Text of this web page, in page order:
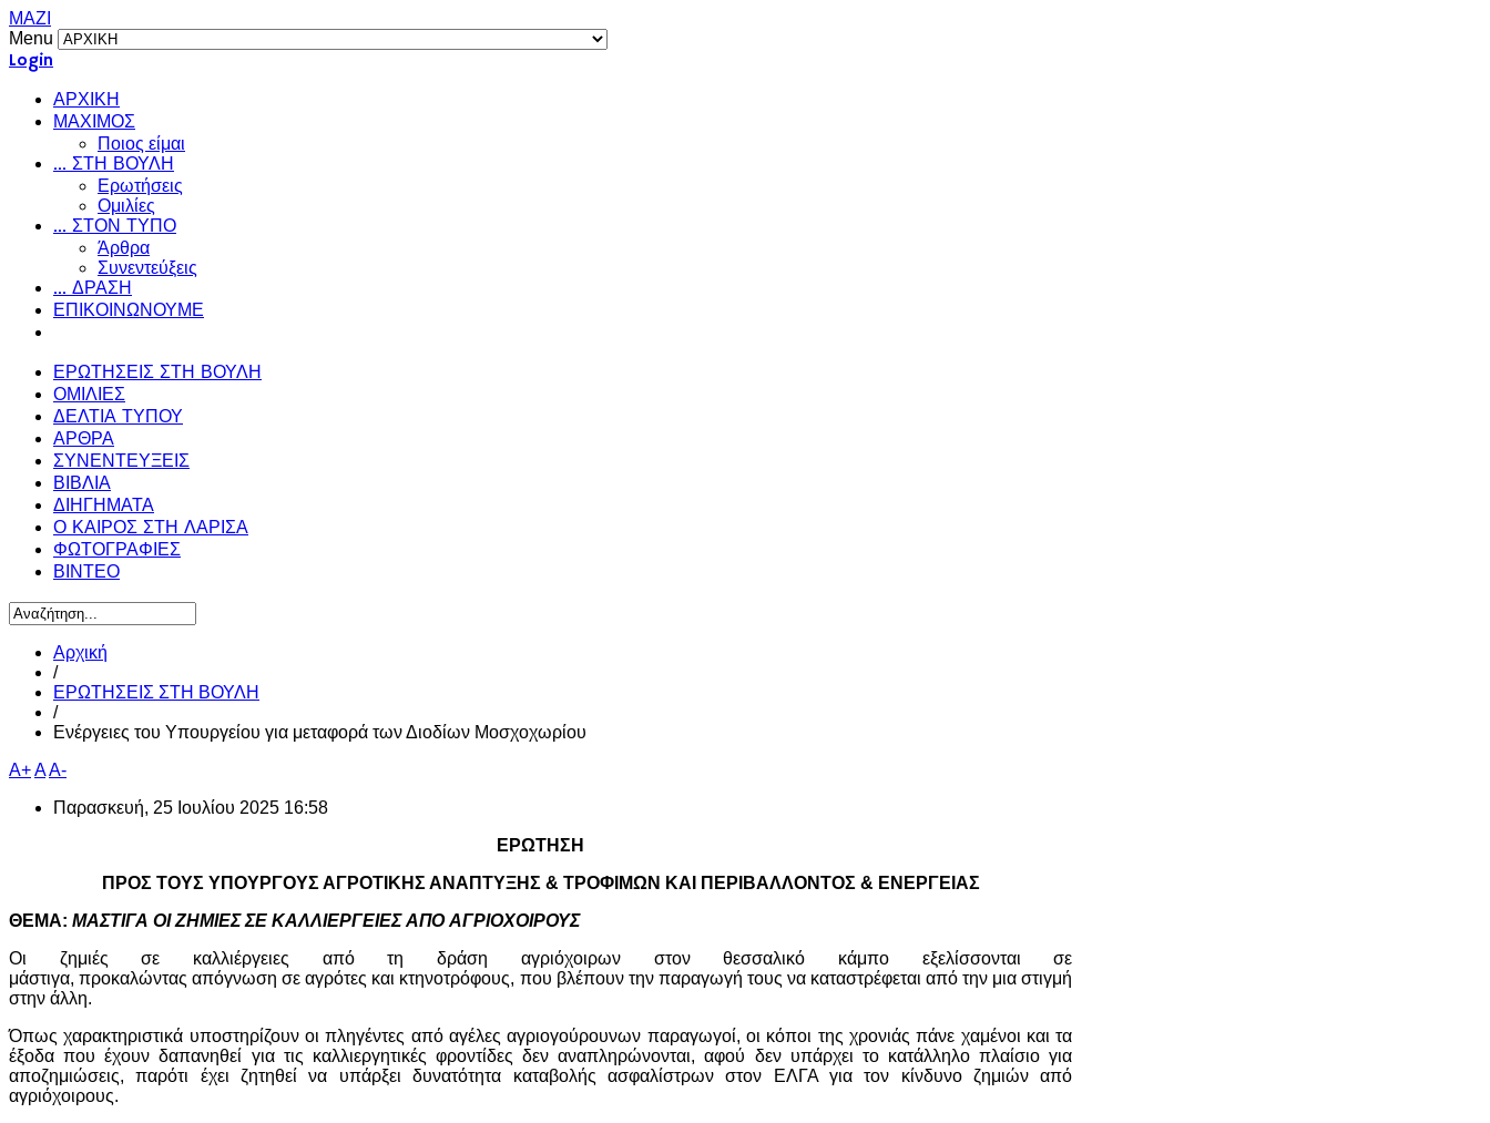
ΜΑΖΙ
Menu
Login
ΑΡΧΙΚΗ
ΜΑΧΙΜΟΣ
Ποιος είμαι
... ΣΤΗ ΒΟΥΛΗ
Ερωτήσεις
Ομιλίες
... ΣΤΟΝ ΤΥΠΟ
Άρθρα
Συνεντεύξεις
... ΔΡΑΣΗ
ΕΠΙΚΟΙΝΩΝΟΥΜΕ
ΕΡΩΤΗΣΕΙΣ ΣΤΗ ΒΟΥΛΗ
ΟΜΙΛΙΕΣ
ΔΕΛΤΙΑ ΤΥΠΟΥ
ΑΡΘΡΑ
ΣΥΝΕΝΤΕΥΞΕΙΣ
ΒΙΒΛΙΑ
ΔΙΗΓΗΜΑΤΑ
Ο ΚΑΙΡΟΣ ΣΤΗ ΛΑΡΙΣΑ
ΦΩΤΟΓΡΑΦΙΕΣ
ΒΙΝΤΕΟ
Αρχική
/
ΕΡΩΤΗΣΕΙΣ ΣΤΗ ΒΟΥΛΗ
/
Ενέργειες του Υπουργείου για μεταφορά των Διοδίων Μοσχοχωρίου
A+AA-
Παρασκευή, 25 Ιουλίου 2025 16:58
ΕΡΩΤΗΣΗ
ΠΡΟΣ ΤΟΥΣ ΥΠΟΥΡΓΟΥΣ ΑΓΡΟΤΙΚΗΣ ΑΝΑΠΤΥΞΗΣ & ΤΡΟΦΙΜΩΝ ΚΑΙ ΠΕΡΙΒΑΛΛΟΝΤΟΣ & ΕΝΕΡΓΕΙΑΣ
ΘΕΜΑ: ΜΑΣΤΙΓΑ ΟΙ ΖΗΜΙΕΣ ΣΕ ΚΑΛΛΙΕΡΓΕΙΕΣ ΑΠΟ ΑΓΡΙΟΧΟΙΡΟΥΣ
Οι ζημιές σε καλλιέργειες από τη δράση αγριόχοιρων στον θεσσαλικό κάμπο εξελίσσονται σε
μάστιγα, προκαλώντας απόγνωση σε αγρότες και κτηνοτρόφους, που βλέπουν την παραγωγή τους να καταστρέφεται από την μια στιγμή
στην άλλη.
Όπως χαρακτηριστικά υποστηρίζουν οι πληγέντες από αγέλες αγριογούρουνων παραγωγοί, οι κόποι της χρονιάς πάνε χαμένοι και τα
έξοδα που έχουν δαπανηθεί για τις καλλιεργητικές φροντίδες δεν αναπληρώνονται, αφού δεν υπάρχει το κατάλληλο πλαίσιο για
αποζημιώσεις, παρότι έχει ζητηθεί να υπάρξει δυνατότητα καταβολής ασφαλίστρων στον ΕΛΓΑ για τον κίνδυνο ζημιών από
αγριόχοιρους.